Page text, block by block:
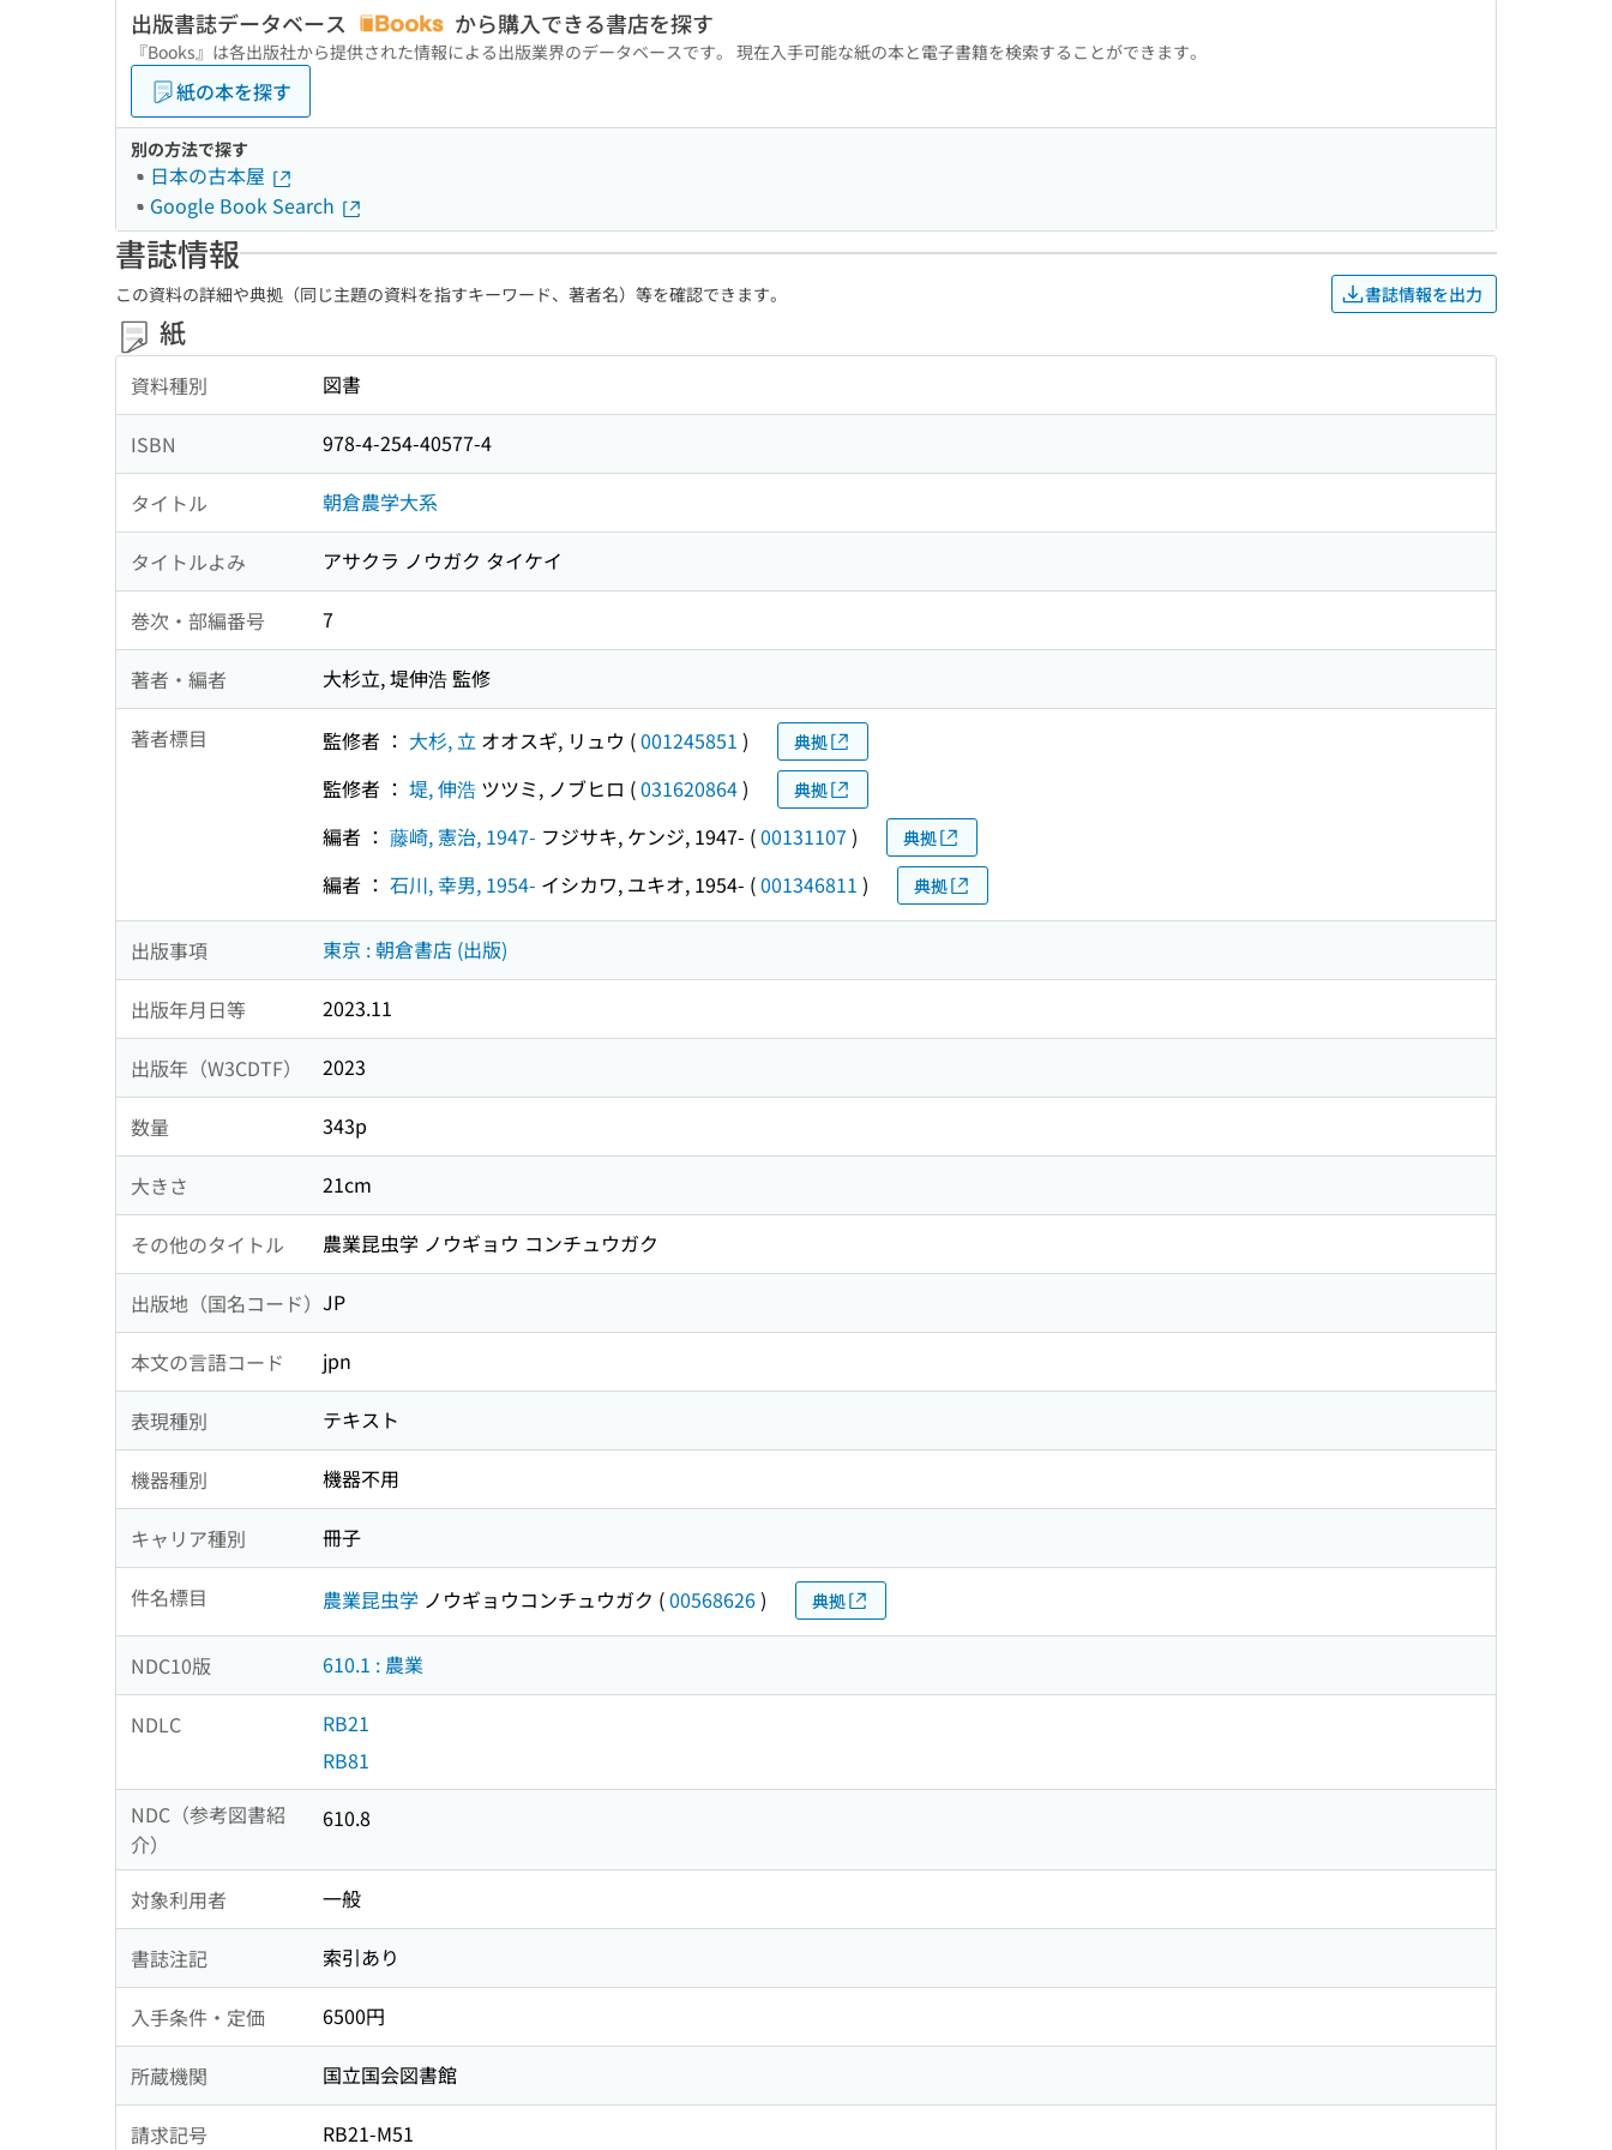
出版書誌データベース から購入できる書店を探す
『Books』は各出版社から提供された情報による出版業界のデータベースです。 現在入手可能な紙の本と電子書籍を検索することができます。
紙の本を探す
別の方法で探す
日本の古本屋
Google Book Search
書誌情報
この資料の詳細や典拠（同じ主題の資料を指すキーワード、著者名）等を確認できます。 書誌情報を出力
紙
資料種別 図書
ISBN 978-4-254-40577-4
タイトル 朝倉農学大系
タイトルよみ アサクラ ノウガク タイケイ
巻次・部編番号 7
著者・編者 大杉立, 堤伸浩 監修
著者標目 監修者 ： 大杉, 立 オオスギ, リュウ (001245851 ) 典拠
監修者 ： 堤, 伸浩 ツツミ, ノブヒロ (031620864) 典拠
編者 ： 藤崎, 憲治, 1947- フジサキ, ケンジ, 1947- (00131107 ) 典拠
編者 ： 石川, 幸男, 1954- イシカワ, ユキオ, 1954- (001346811 ) 典拠
出版事項 東京 : 朝倉書店 (出版)
出版年月日等 2023.11
出版年（W3CDTF） 2023
数量 343p
大きさ 21cm
その他のタイトル 農業昆虫学 ノウギョウ コンチュウガク
出版地（国名コード） JP
本文の言語コード jpn
表現種別 テキスト
機器種別 機器不用
キャリア種別 冊子
件名標目 農業昆虫学 ノウギョウコンチュウガク (00568626) 典拠
NDC10版 610.1 : 農業
NDLC
RB21
RB81
NDC（参考図書紹
介）
610.8
対象利用者 一般
書誌注記 索引あり
入手条件・定価 6500円
所蔵機関 国立国会図書館
請求記号 RB21-M51